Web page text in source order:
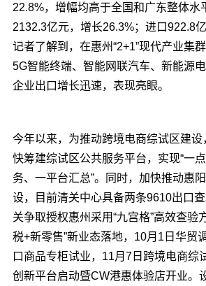
22.8%，增幅均高于全国和广东整体水
2132.3亿元，增长26.3%；进口922.8
记者了解到，在惠州“2+1”现代产业集
5G智能终端、智能网联汽车、新能源
企业出口增长迅速，表现亮眼。
今年以来，为推动跨境电商综试区建设
快筹建综试区公共服务平台，实现“一
务、一平台汇总”。同时，加快推动惠
设，目前清关中心具备两条9610出口
关争取授权惠州采用“九宫格”高效查验
税+新零售”新业态落地，10月1日华贸
口商品专柜试业，11月7日跨境电商综
创新平台启动暨CW港惠体验店开业。